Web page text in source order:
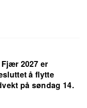
2027 er
å flytte
på søndag 14.